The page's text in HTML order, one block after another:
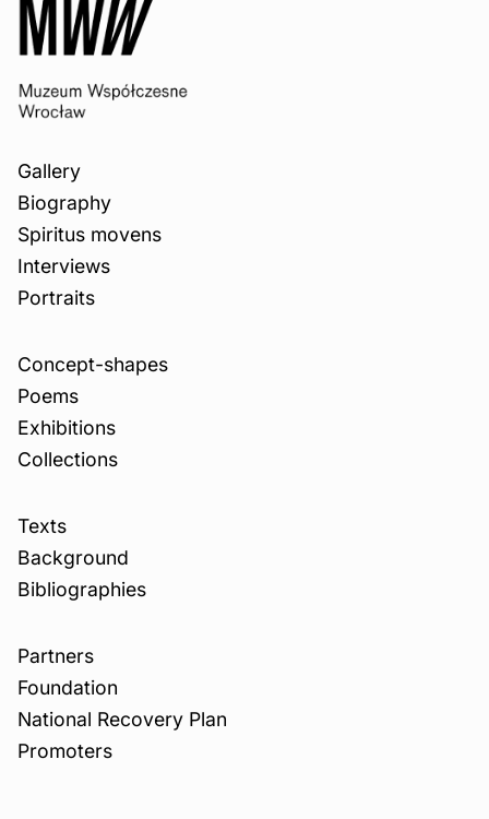
Gallery
Biography
Spiritus movens
Interviews
Portraits
Concept-shapes
Poems
Exhibitions
Collections
Texts
Background
Bibliographies
Partners
Foundation
National Recovery Plan
Promoters